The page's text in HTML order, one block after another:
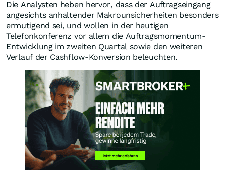
Die Analysten heben hervor, dass der Auftragseingang
angesichts anhaltender Makrounsicherheiten besonders
ermutigend sei, und wollen in der heutigen
Telefonkonferenz vor allem die Auftragsmomentum-
Entwicklung im zweiten Quartal sowie den weiteren
Verlauf der Cashflow-Konversion beleuchten.